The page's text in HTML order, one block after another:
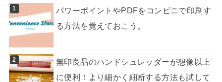
パワーポイントやPDFをコンビニで印刷す
る方法を覚えておこう。
無印良品のハンドシュレッダーが想像以上
に便利！より細かく細断する方法も試して